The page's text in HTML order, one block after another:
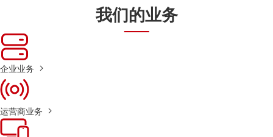
我们的业务
企业业务
运营商业务